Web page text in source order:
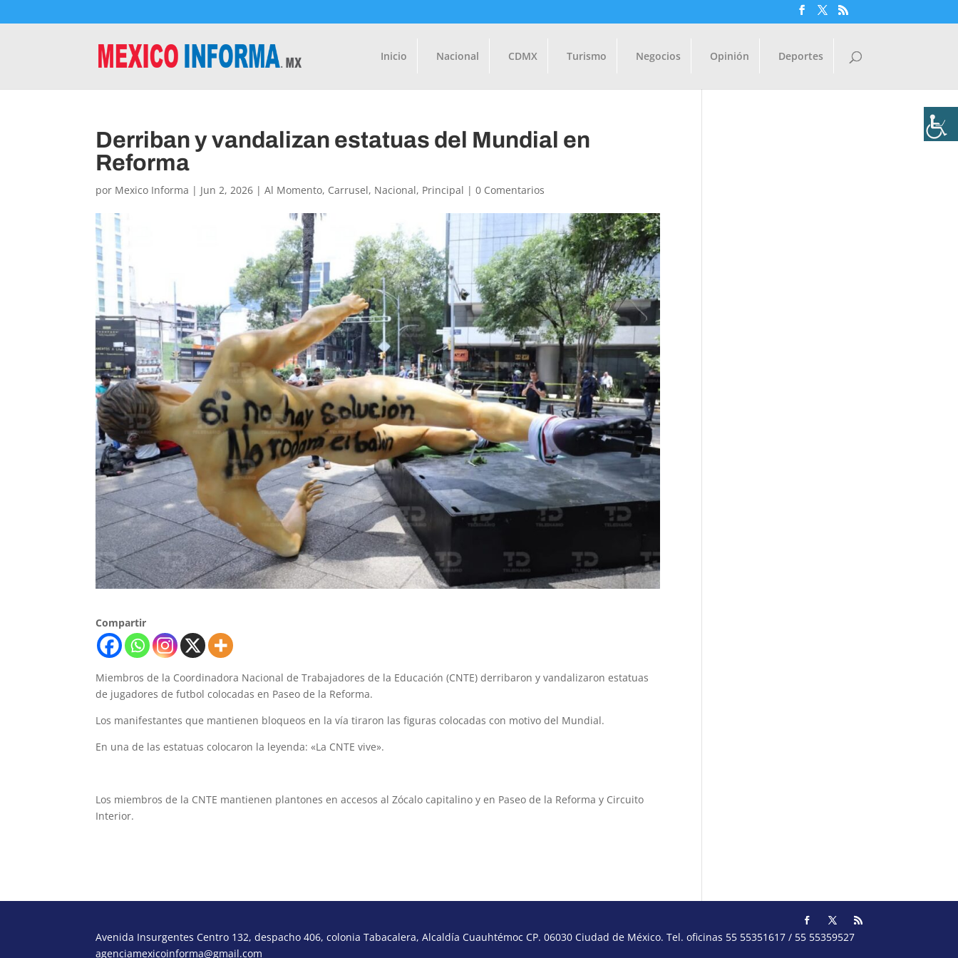
Inicio Nacional CDMX Turismo Negocios Opinión Deportes
Derriban y vandalizan estatuas del Mundial en
Reforma
por Mexico Informa | Jun 2, 2026 |Al Momento, Carrusel, Nacional, Principal |0 Comentarios
Compartir
Miembros de la Coordinadora Nacional de Trabajadores de la Educación (CNTE) derribaron y vandalizaron estatuas
de jugadores de futbol colocadas en Paseo de la Reforma.
Los manifestantes que mantienen bloqueos en la vía tiraron las figuras colocadas con motivo del Mundial.
En una de las estatuas colocaron la leyenda: «La CNTE vive».
Los miembros de la CNTE mantienen plantones en accesos al Zócalo capitalino y en Paseo de la Reforma y Circuito
Interior.
Avenida Insurgentes Centro 132, despacho 406, colonia Tabacalera, Alcaldía Cuauhtémoc CP. 06030 Ciudad de México. Tel. oficinas 55 55351617 / 55 55359527
agenciamexicoinforma@gmail.com